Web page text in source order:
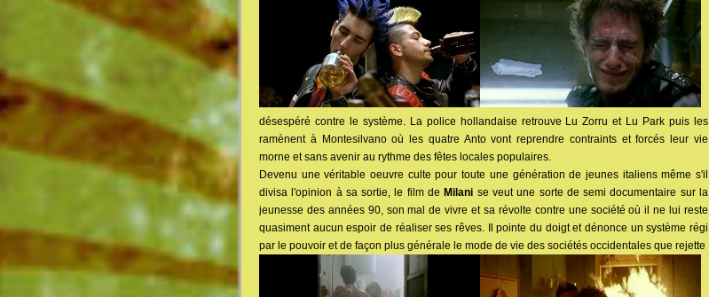
désespéré contre le système. La police hollandaise retrouve Lu Zorru et Lu Park puis les
ramènent à Montesilvano où les quatre Anto vont reprendre contraints et forcés leur vie
morne et sans avenir au rythme des fêtes locales populaires.
Devenu une véritable oeuvre culte pour toute une génération de jeunes italiens même s'il
divisa l'opinion à sa sortie, le film de Milani se veut une sorte de semi documentaire sur la
jeunesse des années 90, son mal de vivre et sa révolte contre une société où il ne lui reste
quasiment aucun espoir de réaliser ses rêves. Il pointe du doigt et dénonce un système régi
par le pouvoir et de façon plus générale le mode de vie des sociétés occidentales que rejette